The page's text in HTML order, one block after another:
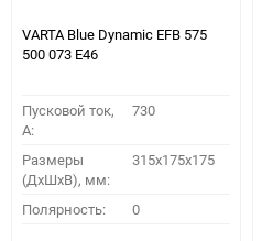
VARTA Blue Dynamic EFB 575
500 073 E46
Пусковой ток,
A:
730
Размеры
(ДхШхВ), мм:
315x175x175
Полярность: 0